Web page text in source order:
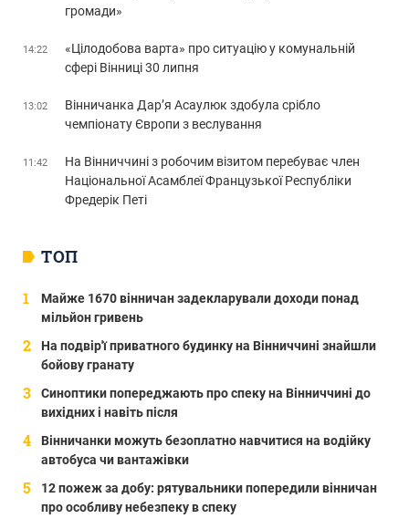
ТОП
Майже 1670 вінничан задекларували доходи понад
мільйон гривень
На подвір'ї приватного будинку на Вінниччині знайшли
бойову гранату
Синоптики попереджають про спеку на Вінниччині до
вихідних і навіть після
Вінничанки можуть безоплатно навчитися на водійку
автобуса чи вантажівки
12 пожеж за добу: рятувальники попередили вінничан
про особливу небезпеку в спеку
громади»
14:22
«Цілодобова варта» про ситуацію у комунальній
сфері Вінниці 30 липня
13:02
Вінничанка Дар’я Асаулюк здобула срібло
чемпіонату Європи з веслування
11:42
На Вінниччині з робочим візитом перебуває член
Національної Асамблеї Французької Республіки
Фредерік Петі